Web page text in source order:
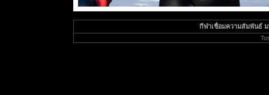
กีฬาเชื่อมความสัมพันธ์